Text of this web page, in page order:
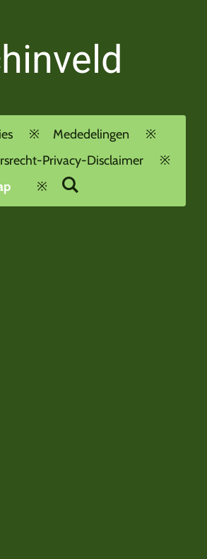
Mededelingen
Privacy-Disclaimer